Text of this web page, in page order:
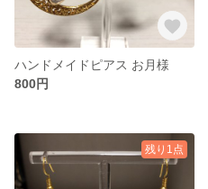
ハンドメイドピアス お月様
800円
残り1点